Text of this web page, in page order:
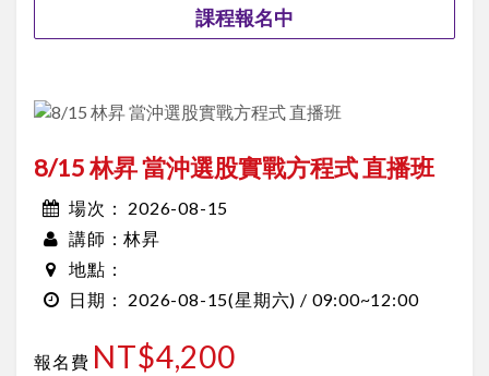
課程報名中
8/15 林昇 當沖選股實戰方程式 直播班
場次： 2026-08-15
講師：林昇
地點：
日期：
2026-08-15(星期六) / 09:00~12:00
報名費 NT$4,200